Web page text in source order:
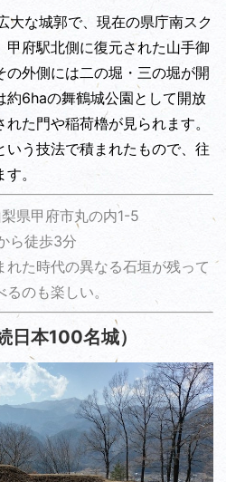
大な城郭で、現在の県庁南スク
甲府駅北側に復元された山手御
の外側には二の堀・三の堀が開
約6haの舞鶴城公園として開放
た門や稲荷櫓が見られます。
う技法で積まれたもので、往
。
県甲府市丸の内1-5
ら徒歩3分
た時代の異なる石垣が残って
のも楽しい。
日本100名城）